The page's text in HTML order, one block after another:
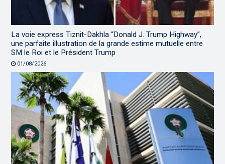
La voie express Tiznit-Dakhla “Donald J. Trump Highway”,
une parfaite illustration de la grande estime mutuelle entre
SM le Roi et le Président Trump
01/08/2026